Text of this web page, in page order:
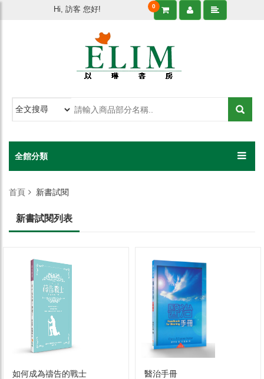
Hi, 訪客 您好! 0
全館分類
首頁 新書試閱
新書試閱列表
如何成為禱告的戰士 醫治手冊